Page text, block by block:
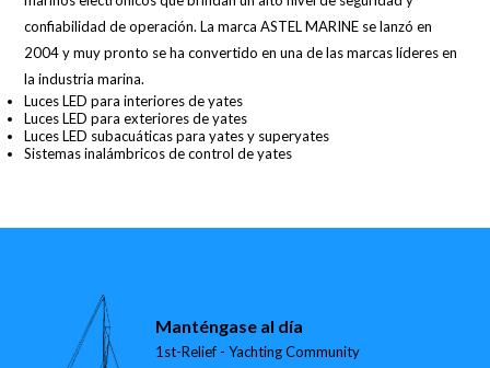
confiabilidad de operación. La marca ASTEL MARINE se lanzó en
2004 y muy pronto se ha convertido en una de las marcas líderes en
la industria marina.
Luces LED para interiores de yates
Luces LED para exteriores de yates
Luces LED subacuáticas para yates y superyates
Sistemas inalámbricos de control de yates
Manténgase al día
1st-Relief - Yachting Community